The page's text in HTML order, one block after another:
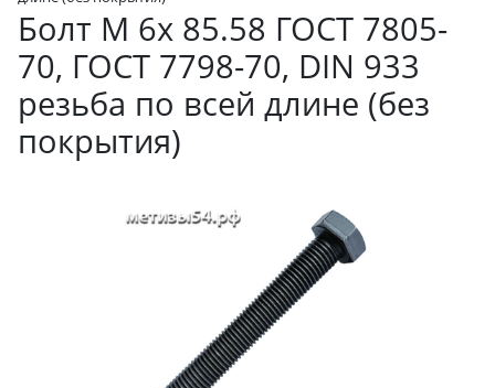
Болт М 6х 85.58 ГОСТ 7805-
70, ГОСТ 7798-70, DIN 933
резьба по всей длине (без
покрытия)